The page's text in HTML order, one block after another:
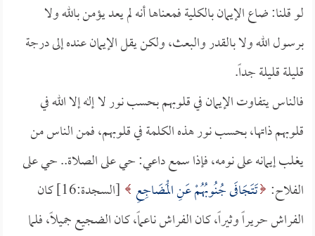
لو قلنا: ضاع الإيمان بالكلية فمعناها أنه لم يعد يؤمن بالله ولا
برسول الله ولا بالقدر والبعث، ولكن يقل الإيمان عنده إلى درجة
قليلة قليلة جداً.
فالناس يتفاوت الإيمان في قلوبهم بحسب نور لا إله إلا الله في
قلوبهم ذاتها، بحسب نور هذه الكلمة في قلوبهم، فمن الناس من
يغلب إيمانه على نومه، فإذا سمع داعي: حي على الصلاة.. حي على
الفلاح: تَتَجَافَى جُنُوبُهُمْ عَنِ الْمَضَاجِعِ
[السجدة:16] كان
الفراش حريراً وثيراً، كان الفراش ناعماً، كان الضجيع جميلاً، فلما